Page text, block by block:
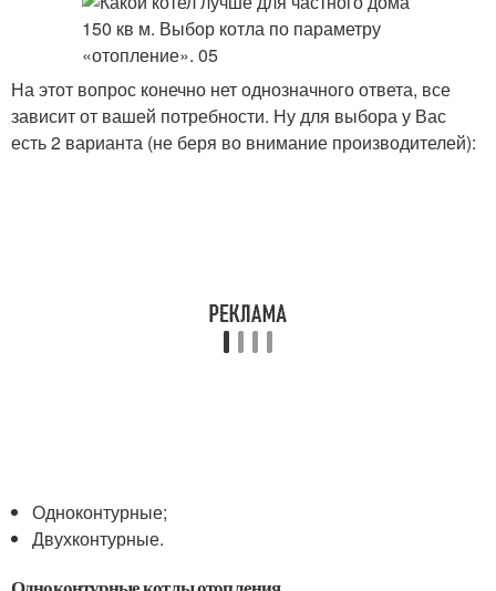
На этот вопрос конечно нет однозначного ответа, все
зависит от вашей потребности. Ну для выбора у Вас
есть 2 варианта (не беря во внимание производителей):
Одноконтурные;
Двухконтурные.